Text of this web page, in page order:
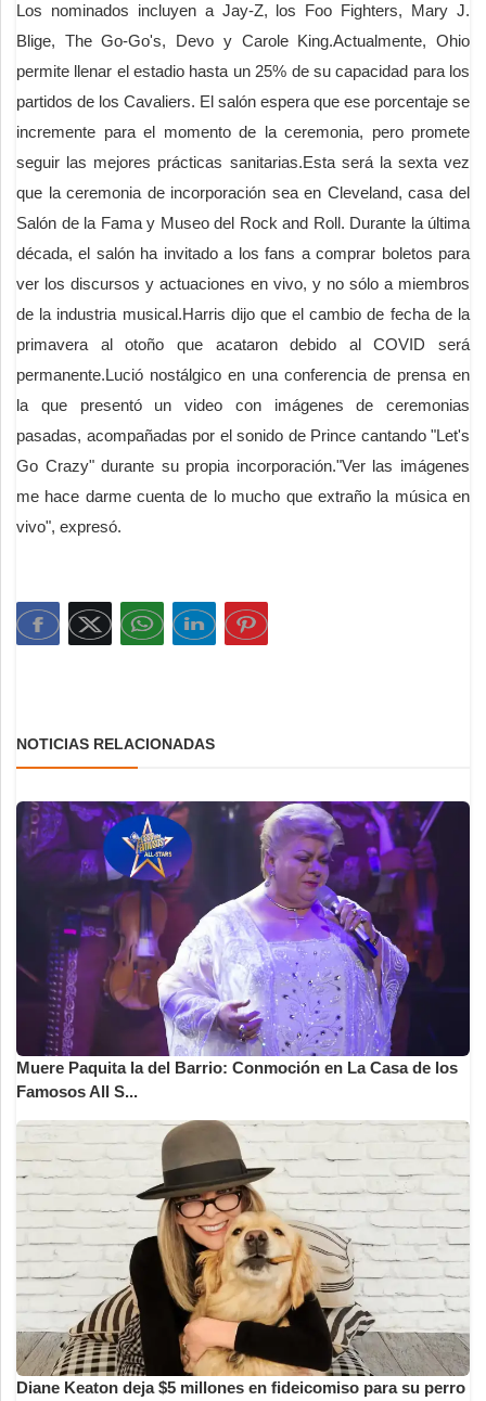
Los nominados incluyen a Jay-Z, los Foo Fighters, Mary J.
Blige, The Go-Go's, Devo y Carole King.Actualmente, Ohio
permite llenar el estadio hasta un 25% de su capacidad para los
partidos de los Cavaliers. El salón espera que ese porcentaje se
incremente para el momento de la ceremonia, pero promete
seguir las mejores prácticas sanitarias.Esta será la sexta vez
que la ceremonia de incorporación sea en Cleveland, casa del
Salón de la Fama y Museo del Rock and Roll. Durante la última
década, el salón ha invitado a los fans a comprar boletos para
ver los discursos y actuaciones en vivo, y no sólo a miembros
de la industria musical.Harris dijo que el cambio de fecha de la
primavera al otoño que acataron debido al COVID será
permanente.Lució nostálgico en una conferencia de prensa en
la que presentó un video con imágenes de ceremonias
pasadas, acompañadas por el sonido de Prince cantando "Let's
Go Crazy" durante su propia incorporación."Ver las imágenes
me hace darme cuenta de lo mucho que extraño la música en
vivo", expresó.
NOTICIAS RELACIONADAS
Muere Paquita la del Barrio: Conmoción en La Casa de los
Famosos All S...
Diane Keaton deja $5 millones en fideicomiso para su perro